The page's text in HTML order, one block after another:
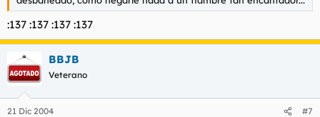
:137 :137 :137 :137
BBJB
Veterano
21 Dic 2004 #7